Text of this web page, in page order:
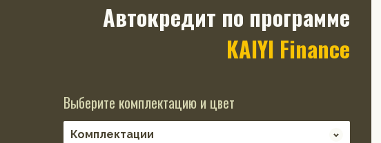
Автокредит по программе
KAIYI Finance
Выберите комплектацию и цвет